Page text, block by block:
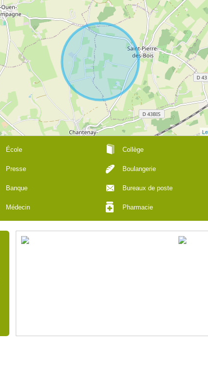
École Collège
Presse Boulangerie
Banque Bureaux de poste
Médecin Pharmacie